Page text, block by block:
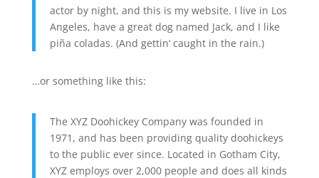
actor by night, and this is my website. I live in Los
Angeles, have a great dog named Jack, and I like
piña coladas. (And gettin‘ caught in the rain.)
…or something like this:
The XYZ Doohickey Company was founded in
1971, and has been providing quality doohickeys
to the public ever since. Located in Gotham City,
XYZ employs over 2,000 people and does all kinds